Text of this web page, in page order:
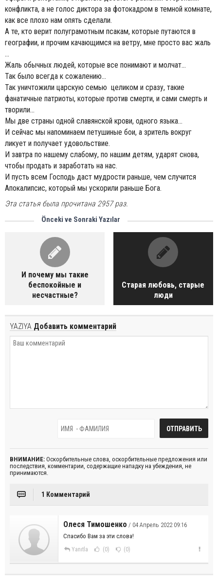
конфликта, а не голос диктора за фотокадром в темной комнате,
как все плохо нам опять сделали.
А те, кто верит полуграмотным псакам, которые путаются в
географии, и прочим качающимся на ветру, мне просто вас жаль
...
Жаль обычных людей, которые все понимают и молчат...
Так было всегда к сожалению...
Так уничтожили царскую семью целиком и сразу, такие
фанатичные патриоты, которые против смерти, и сами смерть и
творили...
Мы две страны одной славянской крови, одного языка...
И сейчас мы напоминаем петушиные бои, а зритель вокруг
ликует и получает удовольствие.
И завтра по нашему слабому, по нашим детям, ударят снова,
чтобы продать и заработать на нас.
И пусть всем Господь даст мудрости раньше, чем случится
Апокалипсис, который мы ускорили раньше Бога.
Эта статья была прочитана 2957 раз.
Önceki ve Sonraki Yazılar
И почему мы такие
беспокойные и
несчастные?
Старая любовь, старые
люди
YAZIYA Добавить комментарий
ВНИМАНИЕ: Оскорбительные слова, оскорбительные предложения или
последствия, комментарии, содержащие нападку на убеждения, не
принимаются.
1 Комментарий
Олеся Тимошенко / 04 Апрель 2022 09:16
Спасибо Вам за эти слова!
Yanıtla (0) (0)